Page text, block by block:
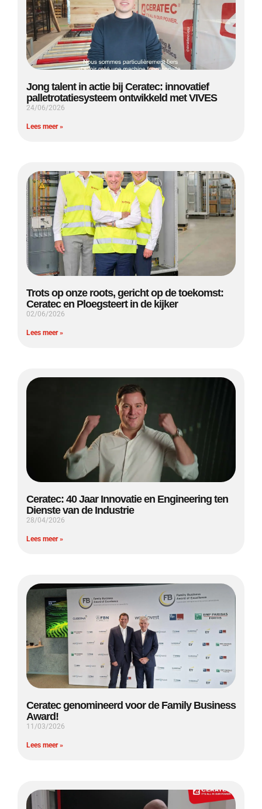
Jong talent in actie bij Ceratec: innovatief
palletrotatiesysteem ontwikkeld met VIVES
24/06/2026
Lees meer »
Trots op onze roots, gericht op de toekomst:
Ceratec en Ploegsteert in de kijker
02/06/2026
Lees meer »
Ceratec: 40 Jaar Innovatie en Engineering ten
Dienste van de Industrie
28/04/2026
Lees meer »
Ceratec genomineerd voor de Family Business
Award!
11/03/2026
Lees meer »